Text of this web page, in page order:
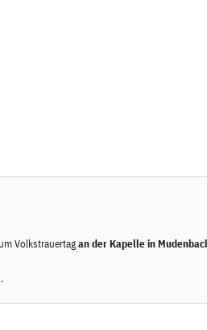
Volkstrauertagan der Kapelle in